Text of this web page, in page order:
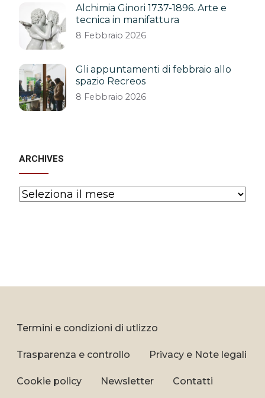
Alchimia Ginori 1737-1896. Arte e
tecnica in manifattura
8 Febbraio 2026
Gli appuntamenti di febbraio allo
spazio Recreos
8 Febbraio 2026
ARCHIVES
Archives
Termini e condizioni di utlizzo
Trasparenza e controllo Privacy e Note legali
Cookie policy Newsletter Contatti